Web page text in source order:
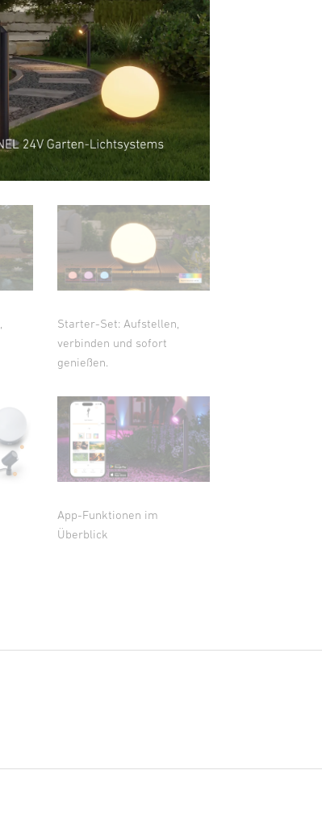
Starter-Set: Aufstellen,
verbinden und sofort
genießen.
App-Funktionen im
Überblick